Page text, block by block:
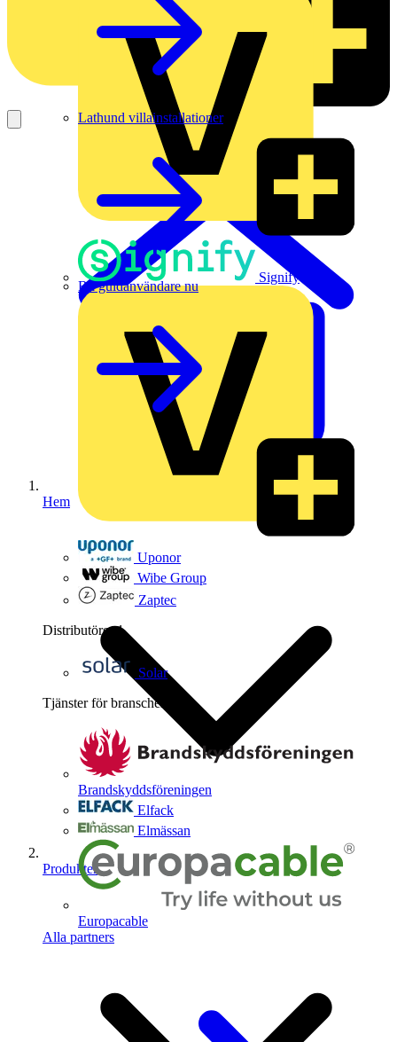
Signify
Uponor
Wibe Group
Zaptec
Distributörer 1
Solar
Tjänster för branschen
Brandskyddsföreningen
Elfack
Elmässan
Europacable
Alla partners
Lathund villainstallationer
Bli guldanvändare nu
Hem
Produkter